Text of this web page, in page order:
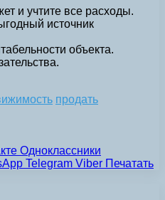
и учтите все расходы.
источник
объекта.
продать
Одноклассники
Telegram Viber Печатать